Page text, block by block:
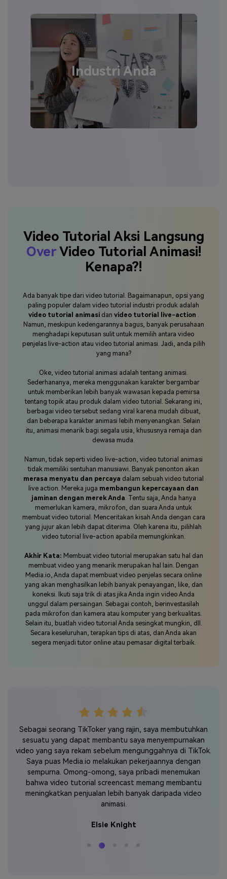
Industri Anda
Video Tutorial Aksi Langsung
OverVideo Tutorial Animasi!
Kenapa?!
Ada banyak tipe dari video tutorial. Bagaimanapun, opsi yang
paling populer dalam video tutorial industri produk adalah
video tutorial animasidan video tutorial live-action .
Namun, meskipun kedengarannya bagus, banyak perusahaan
menghadapi keputusan sulit untuk memilih antara video
penjelas live-action atau video tutorial animasi. Jadi, anda pilih
yang mana?
Oke, video tutorial animasi adalah tentang animasi.
Sederhananya, mereka menggunakan karakter bergambar
untuk memberikan lebih banyak wawasan kepada pemirsa
tentang topik atau produk dalam video tutorial. Sekarang ini,
berbagai video tersebut sedang viral karena mudah dibuat,
dan beberapa karakter animasi lebih menyenangkan. Selain
itu, animasi menarik bagi segala usia, khususnya remaja dan
dewasa muda.
Namun, tidak seperti video live-action, video tutorial animasi
tidak memiliki sentuhan manusiawi. Banyak penonton akan
merasa menyatu dan percaya dalam sebuah video tutorial
live action. Mereka juga membangun kepercayaan dan
jaminan dengan merek Anda. Tentu saja, Anda hanya
memerlukan kamera, mikrofon, dan suara Anda untuk
membuat video tutorial. Menceritakan kisah Anda dengan cara
yang jujur akan lebih dapat diterima. Oleh karena itu, pilihlah
video tutorial live-action apabila memungkinkan.
Akhir Kata: Membuat video tutorial merupakan satu hal dan
membuat video yang menarik merupakan hal lain. Dengan
Media.io, Anda dapat membuat video penjelas secara online
yang akan menghasilkan lebih banyak penayangan, like, dan
koneksi. Ikuti saja trik di atas jika Anda ingin video Anda
unggul dalam persaingan. Sebagai contoh, berinvestasilah
pada mikrofon dan kamera atau komputer yang berkualitas.
Selain itu, buatlah video tutorial Anda sesingkat mungkin, dll.
Secara keseluruhan, terapkan tips di atas, dan Anda akan
segera menjadi tutor online atau pemasar digital terbaik.
Sebagai seorang TikToker yang rajin, saya membutuhkan
sesuatu yang dapat membantu saya menyempurnakan
video yang saya rekam sebelum mengunggahnya di TikTok.
Saya puas Media.io melakukan pekerjaannya dengan
sempurna. Omong-omong, saya pribadi menemukan
bahwa video tutorial screencast memang membantu
meningkatkan penjualan lebih banyak daripada video
animasi.
Elsie Knight